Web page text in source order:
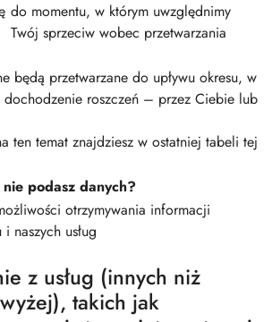
do momentu, w którym uwzględnimy
Twój sprzeciw wobec przetwarzania
będą przetwarzane do upływu okresu, w
dochodzenie roszczeń – przez Ciebie lub
ten temat znajdziesz w ostatniej tabeli tej
podasz danych?
otrzymywania informacji
naszych usług
z usług (innych niż
takich jak